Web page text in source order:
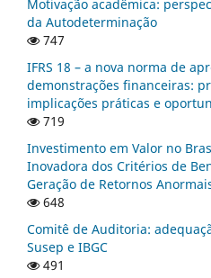
Motivação acadêmica:
da Autodeterminação
747
IFRS 18 – a nova norma de
demonstrações financeiras:
implicações práticas e
719
Investimento em Valor no
Inovadora dos Critérios de
Geração de Retornos
648
Comitê de Auditoria:
Susep e IBGC
491